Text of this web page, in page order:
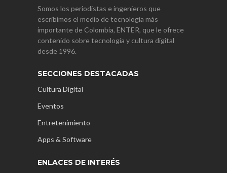
Somos los periodistas e ingenieros que
escribimos el medio de tecnología más
importante de Colombia, ENTER, que le ofrece
contenido sobre tecnología y cultura digital
desde 1996.
SECCIONES DESTACADAS
Cultura Digital
Eventos
Entretenimiento
Apps & Software
ENLACES DE INTERÉS